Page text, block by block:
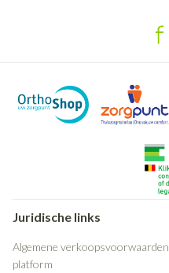
Juridische links
Algemene verkoopsvoorwaarden
platform